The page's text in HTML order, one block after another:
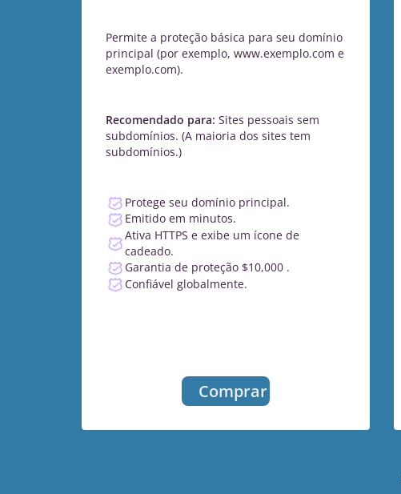
Permite a proteção básica para seu domínio
principal (por exemplo, www.exemplo.com e
exemplo.com).
Recomendado para: Sites pessoais sem
subdomínios. (A maioria dos sites tem
subdomínios.)
Protege seu domínio principal.
Emitido em minutos.
Ativa HTTPS e exibe um ícone de
cadeado.
Garantia de proteção $10,000 .
Confiável globalmente.
Comprar